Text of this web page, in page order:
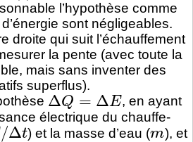
l’hypothèse comme
sont négligeables.
droite qui suit l’échauffement
la pente (avec toute la
mais sans inventer des
superflus).
ΔQ=Δ E
, en ayant
électrique du chauffe-
) et la masse d’eau (
m
), et